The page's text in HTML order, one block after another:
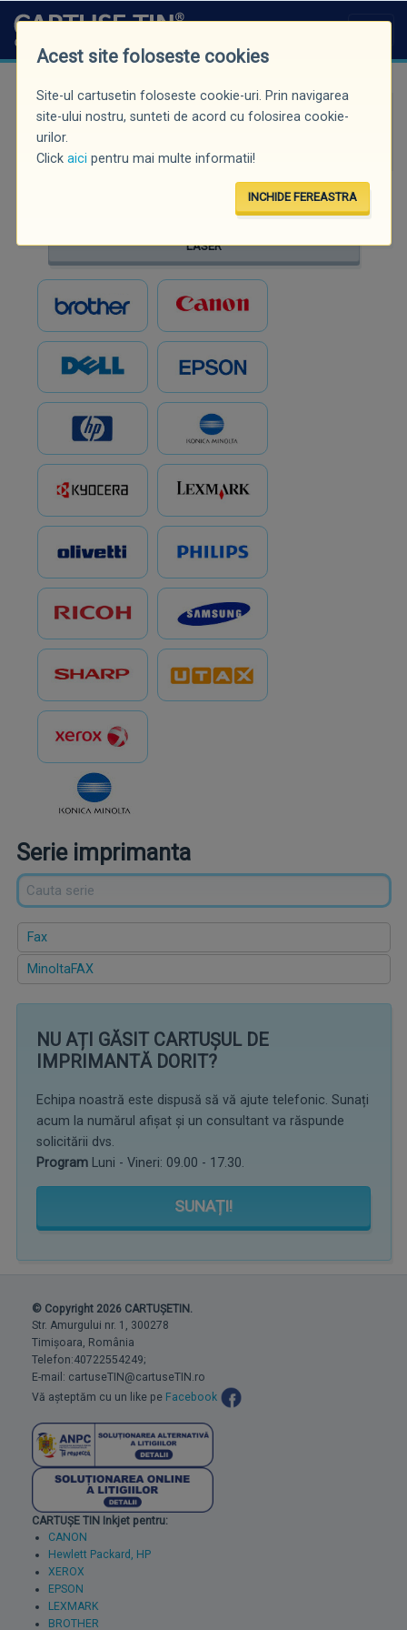
Căutare rapidă (minim 3 caractere)
LASER
Serie imprimanta
Fax
MinoltaFAX
NU AȚI GĂSIT CARTUȘUL DE
IMPRIMANTĂ DORIT?
Echipa noastră este dispusă să vă ajute telefonic. Sunați
acum la numărul afișat și un consultant va răspunde
solicitării dvs.
Program Luni - Vineri: 09.00 - 17.30.
SUNAȚI!
Acest site foloseste cookies
Site-ul cartusetin foloseste cookie-uri. Prin navigarea
site-ului nostru, sunteti de acord cu folosirea cookie-
urilor.
Clickaici pentru mai multe informatii!
INCHIDE FEREASTRA
© Copyright 2026 CARTUȘETIN.
Str. Amurgului nr. 1, 300278
Timișoara, România
Telefon:40722554249;
E-mail: cartuseTIN@cartuseTIN.ro
Vă așteptăm cu un like pe Facebook
CARTUȘE TIN Inkjet pentru:
CANON
Hewlett Packard, HP
XEROX
EPSON
LEXMARK
BROTHER